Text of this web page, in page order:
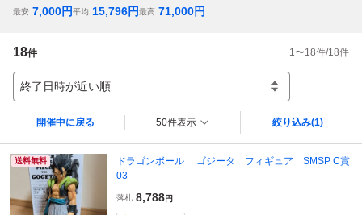
最安 7,000円平均 15,796円最高 71,000円
18件 1 〜18件/18件
終了日時が近い順
開催中に戻る 50件表示 絞り込み(1)
送料無料
ドラゴンボール ゴジータ フィギュア SMSP C賞
03
落札 8,788円